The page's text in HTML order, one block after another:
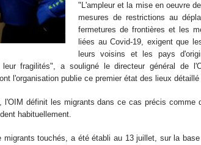
"L'ampleur et la mise en oeuvre
mesures de restrictions au
fermetures de frontières et les
liées au Covid-19, exigent que
leurs voisins et les pays
fragilités", a souligné le directeur général de
l'organisation publie ce premier état des lieux
l'OIM définit les migrants dans ce cas précis comme
habituellement.
migrants touchés, a été établi au 13 juillet, sur la